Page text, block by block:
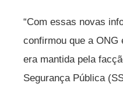
“Com essas novas
confirmou que a ONG
era mantida pela
Segurança Pública